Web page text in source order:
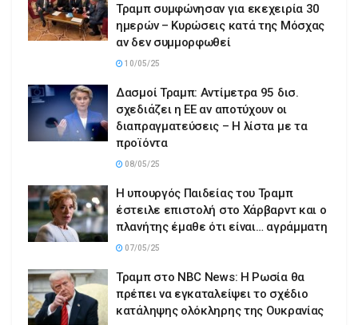
Τραμπ συμφώνησαν για εκεχειρία 30
ημερών – Κυρώσεις κατά της Μόσχας
αν δεν συμμορφωθεί
10/05/25
Δασμοί Τραμπ: Αντίμετρα 95 δισ.
σχεδιάζει η ΕΕ αν αποτύχουν οι
διαπραγματεύσεις – Η λίστα με τα
προϊόντα
08/05/25
Η υπουργός Παιδείας του Τραμπ
έστειλε επιστολή στο Χάρβαρντ και ο
πλανήτης έμαθε ότι είναι… αγράμματη
07/05/25
Τραμπ στο NBC News: Η Ρωσία θα
πρέπει να εγκαταλείψει το σχέδιο
κατάληψης ολόκληρης της Ουκρανίας